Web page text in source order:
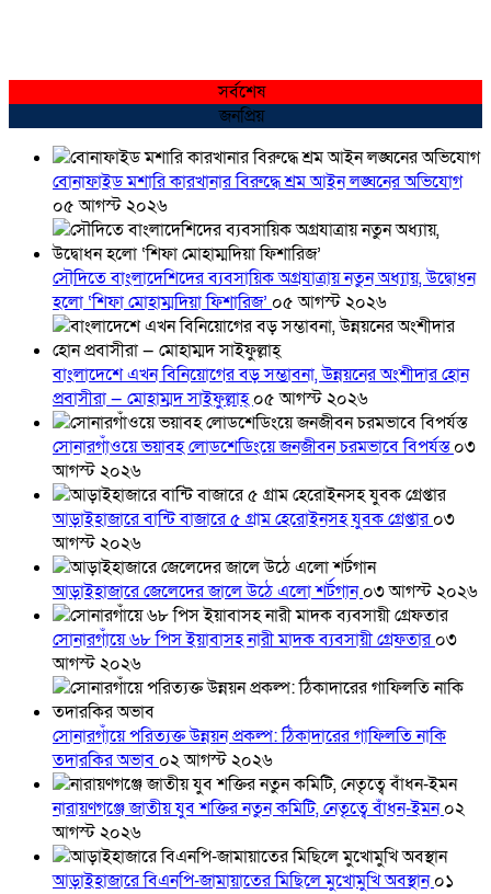
সর্বশেষ
জনপ্রিয়
বোনাফাইড মশারি কারখানার বিরুদ্ধে শ্রম আইন লঙ্ঘনের অভিযোগ
০৫ আগস্ট ২০২৬
সৌদিতে বাংলাদেশিদের ব্যবসায়িক অগ্রযাত্রায় নতুন অধ্যায়, উদ্বোধন
হলো ‘শিফা মোহাম্মদিয়া ফিশারিজ’ ০৫ আগস্ট ২০২৬
বাংলাদেশে এখন বিনিয়োগের বড় সম্ভাবনা, উন্নয়নের অংশীদার হোন
প্রবাসীরা — মোহাম্মদ সাইফুল্লাহ্০৫ আগস্ট ২০২৬
সোনারগাঁওয়ে ভয়াবহ লোডশেডিংয়ে জনজীবন চরমভাবে বিপর্যস্ত০৩
আগস্ট ২০২৬
আড়াইহাজারে বান্টি বাজারে ৫ গ্রাম হেরোইনসহ যুবক গ্রেপ্তার০৩
আগস্ট ২০২৬
আড়াইহাজারে জেলেদের জালে উঠে এলো শর্টগান০৩ আগস্ট ২০২৬
সোনারগাঁয়ে ৬৮ পিস ইয়াবাসহ নারী মাদক ব্যবসায়ী গ্রেফতার০৩
আগস্ট ২০২৬
সোনারগাঁয়ে পরিত্যক্ত উন্নয়ন প্রকল্প: ঠিকাদারের গাফিলতি নাকি
তদারকির অভাব ০২ আগস্ট ২০২৬
নারায়ণগঞ্জে জাতীয় যুব শক্তির নতুন কমিটি, নেতৃত্বে বাঁধন-ইমন০২
আগস্ট ২০২৬
আড়াইহাজারে বিএনপি-জামায়াতের মিছিলে মুখোমুখি অবস্থান০১